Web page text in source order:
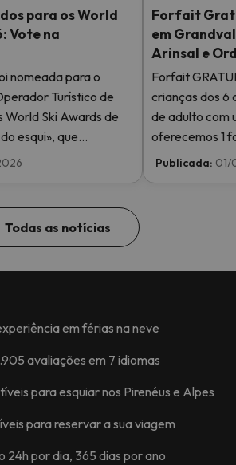
para os World
Vote na
nomeada para o
Turístico de
World Ski Awards de
esqui», que
na indústria do
Forfait
em
Arinsal e
Forfait
crianças dos 6
de adulto com
oferecemos 1
Publicada: 01/
Todas as notícias
em férias na neve
avaliações em 7 idiomas
para esquiar nos Pirenéus e Alpes
para reservar a sua viagem
24h por dia, 365 dias por ano